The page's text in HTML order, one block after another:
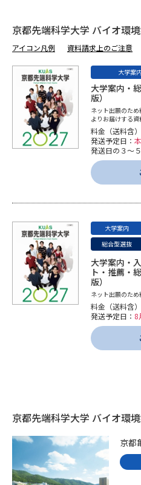
新生活お役立ちガイド
学問発見
大学で学びたい学問発見
学問のミニ講義「夢ナビ講義」
学問の教科書
ユーザー
Ｑ＆Ａ よくあるご質問
資料の料金の
京都先端科学大学 バイオ環
アイコン凡例 資料請求上のご注意
大学案
大学案内・
版）
ネット出願のた
よりお届けする資
料金（送料含
発送予定日：
発送日の３～
大学案内
総合型選抜
大学案内・
ト・推薦・
版）
ネット出願のため
料金（送料含
発送予定日： 8
京都先端科学大学 バイオ環
京都